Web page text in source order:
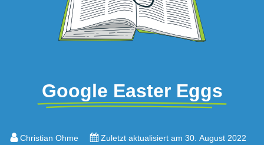
Google Easter Eggs
Christian Ohme
Zuletzt aktualisiert am 30. August 2022